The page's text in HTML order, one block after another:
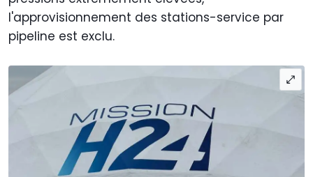
l'approvisionnement des stations-service par
pipeline est exclu.